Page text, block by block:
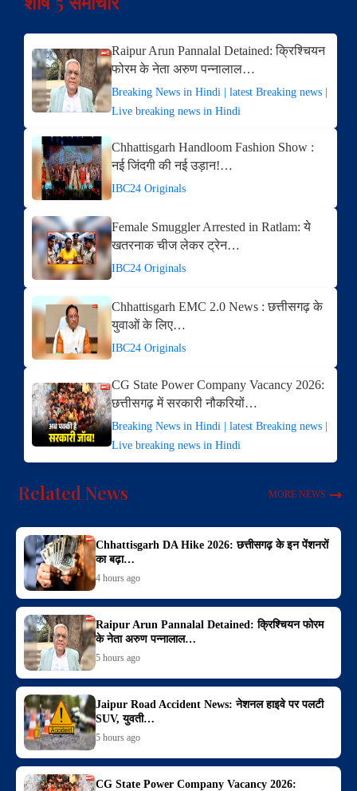
Raipur Arun Pannalal Detained: क्रिश्चियन
फोरम के नेता अरुण पन्नालाल…
Breaking News in Hindi | latest Breaking news |
Live breaking news in Hindi
Chhattisgarh Handloom Fashion Show :
नई जिंदगी की नई उड़ान!…
IBC24 Originals
Female Smuggler Arrested in Ratlam: ये
खतरनाक चीज लेकर ट्रेन…
IBC24 Originals
Chhattisgarh EMC 2.0 News : छत्तीसगढ़ के
युवाओं के लिए…
IBC24 Originals
CG State Power Company Vacancy 2026:
छत्तीसगढ़ में सरकारी नौकरियों…
Breaking News in Hindi | latest Breaking news |
Live breaking news in Hindi
Related News MORE NEWS
Chhattisgarh DA Hike 2026: छत्तीसगढ़ के इन पेंशनरों
का बढ़ा‌…
4 hours ago
Raipur Arun Pannalal Detained: क्रिश्चियन फोरम
के नेता अरुण पन्नालाल…
5 hours ago
Jaipur Road Accident News: नेशनल हाइवे पर पलटी
SUV, युवती…
5 hours ago
CG State Power Company Vacancy 2026: